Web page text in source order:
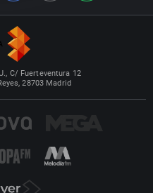
C/ Fuerteventura 12
28703 Madrid